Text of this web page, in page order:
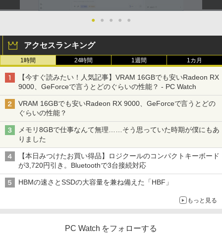
● ● ● ● ●
アクセスランキング
1時間 24時間 1週間 1カ月
【今すぐ読みたい！人気記事】VRAM 16GBでも安いRadeon RX
9000、GeForceで言うとどのぐらいの性能？ - PC Watch
VRAM 16GBでも安いRadeon RX 9000、GeForceで言うとどの
ぐらいの性能？
メモリ8GBで仕事なんて無理……そう思っていた時期が僕にもあ
りました
【本日みつけたお買い得品】ロジクールのコンパクトキーボード
が3,720円引き。Bluetoothで3台接続対応
HBMの速さとSSDの大容量を兼ね備えた「HBF」
もっと見る
PC Watch をフォローする